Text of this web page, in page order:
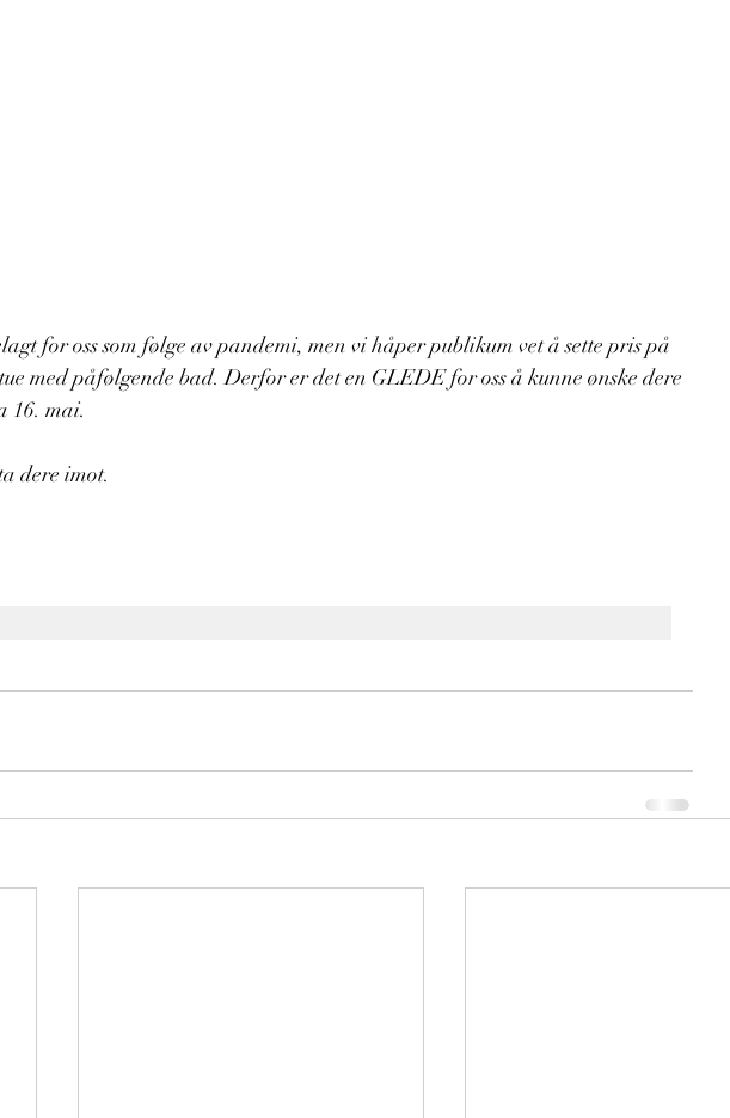
for oss som følge av pandemi, men vi håper publikum vet å sette pris på
med påfølgende bad. Derfor er det en GLEDE for oss å kunne ønske dere
16. mai.
dere imot.